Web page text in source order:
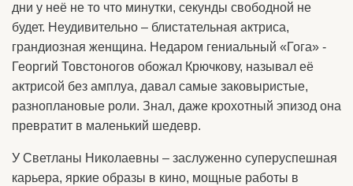
дни у неё не то что минутки, секунды свободной не
будет. Неудивительно – блистательная актриса,
грандиозная женщина. Недаром гениальный «Гога» -
Георгий Товстоногов обожал Крючкову, называл её
актрисой без амплуа, давал самые заковыристые,
разноплановые роли. Знал, даже крохотный эпизод она
превратит в маленький шедевр.
У Светланы Николаевны – заслуженно суперуспешная
карьера, яркие образы в кино, мощные работы в